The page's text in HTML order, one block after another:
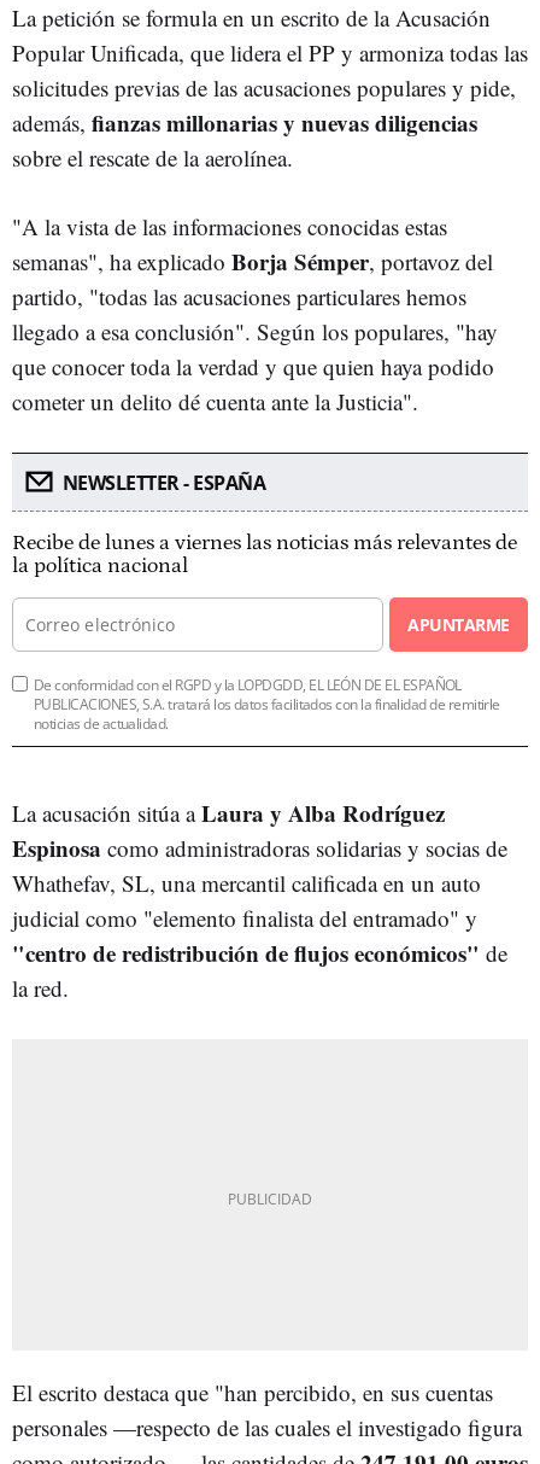
La petición se formula en un escrito de la Acusación
Popular Unificada, que lidera el PP y armoniza todas las
solicitudes previas de las acusaciones populares y pide,
además, fianzas millonarias y nuevas diligencias
sobre el rescate de la aerolínea.
"A la vista de las informaciones conocidas estas
semanas", ha explicado Borja Sémper, portavoz del
partido, "todas las acusaciones particulares hemos
llegado a esa conclusión". Según los populares, "hay
que conocer toda la verdad y que quien haya podido
cometer un delito dé cuenta ante la Justicia".
NEWSLETTER - ESPAÑA
Recibe de lunes a viernes las noticias más relevantes de
la política nacional
APUNTARME
De conformidad con el RGPD y la LOPDGDD, EL LEÓN DE EL ESPAÑOL
PUBLICACIONES, S.A. tratará los datos facilitados con la finalidad de remitirle
noticias de actualidad.
La acusación sitúa aLaura y Alba Rodríguez
Espinosa como administradoras solidarias y socias de
Whathefav, SL, una mercantil calificada en un auto
judicial como "elemento finalista del entramado" y
"centro de redistribución de flujos económicos" de
la red.
El escrito destaca que "han percibido, en sus cuentas
personales —respecto de las cuales el investigado figura